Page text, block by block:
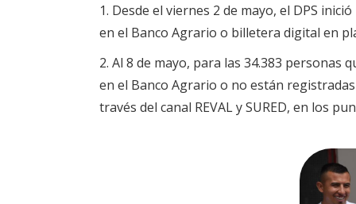
1. Desde el viernes 2 de mayo, el DPS
en el Banco Agrario o billetera digital en
2. Al 8 de mayo, para las 34.383 personas
en el Banco Agrario o no están
través del canal REVAL y SURED, en los